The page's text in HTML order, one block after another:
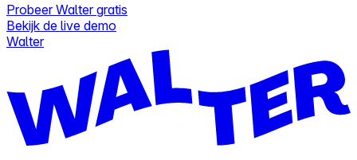
Probeer Walter gratis
Bekijk de live demo
Walter